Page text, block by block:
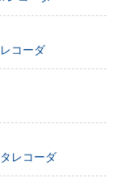
コーダ
レコーダ